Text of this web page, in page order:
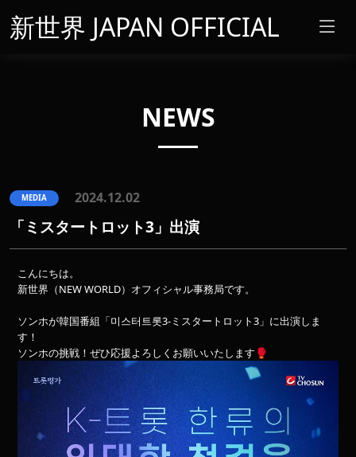
新世界 JAPAN OFFICIAL
NEWS
MEDIA 2024.12.02
「ミスタートロット3」出演
こんにちは。
新世界（NEW WORLD）オフィシャル事務局です。
ソンホが韓国番組「미스터트롯3-ミスタートロット3」に出演しま
す！
ソンホの挑戦！ぜひ応援よろしくお願いいたします🥊